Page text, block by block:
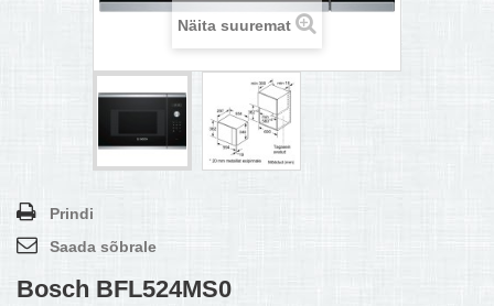
Näita suuremat
Prindi
Saada sõbrale
Bosch BFL524MS0